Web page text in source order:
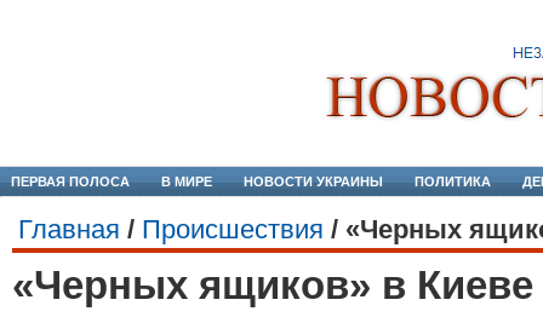
ПЕРВАЯ ПОЛОСА В МИРЕ НОВОСТИ УКРАИНЫ ПОЛИТИКА
Главная / Происшествия / «Черных
«Черных ящиков» в Киеве